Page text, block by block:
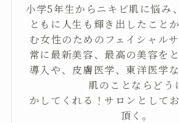
小学5年生からニキビ肌に悩み
ともに人生も輝き出したこと
む女性のためのフェイシャルサ
常に最新美容、最高の美容を
導入や、皮膚医学、東洋医学
肌のことならどう
かしてくれる！サロンとして
頂く。